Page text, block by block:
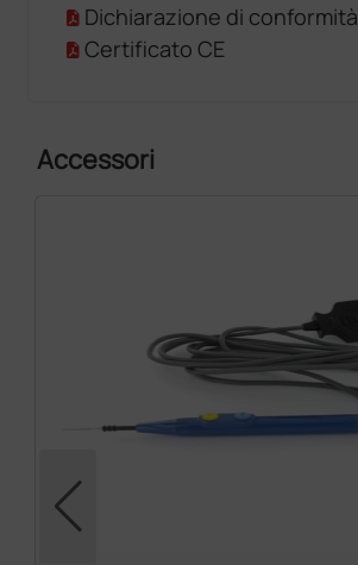
Dichiarazione di conformità
Certificato CE
Accessori